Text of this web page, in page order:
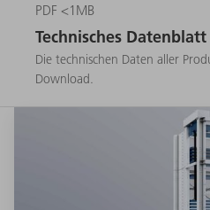
PDF <1MB
Technisches Datenblatt
Die technischen Daten aller
Download.